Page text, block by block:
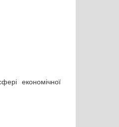
економічної